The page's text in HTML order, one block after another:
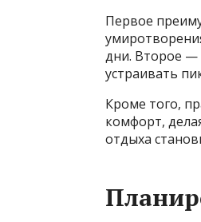
Первое
дни. Второе —
устраивать
Кроме того,
комфорт,
отдыха